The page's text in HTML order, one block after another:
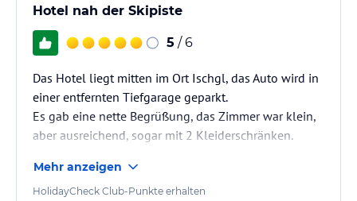
Hotel nah der Skipiste
5 / 6
Das Hotel liegt mitten im Ort Ischgl, das Auto wird in
einer entfernten Tiefgarage geparkt.
Es gab eine nette Begrüßung, das Zimmer war klein,
aber ausreichend, sogar mit 2 Kleiderschränken.
die Wand nicht von der Schiebetür bis zur Decke
geschlossen ist, somit sind eventuellen Geräusche
Mehr anzeigen
HolidayCheck Club-Punkte erhalten